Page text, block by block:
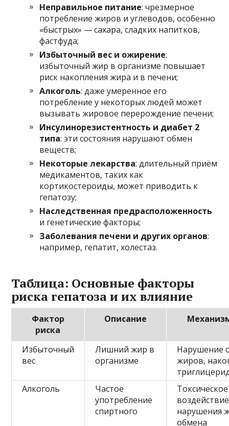
Неправильное питание: чрезмерное
потребление жиров и углеводов, особенно
«быстрых» — сахара, сладких напитков,
фастфуда;
Избыточный вес и ожирение:
избыточный жир в организме повышает
риск накопления жира и в печени;
Алкоголь: даже умеренное его
потребление у некоторых людей может
вызывать жировое перерождение печени;
Инсулинорезистентность и диабет 2
типа: эти состояния нарушают обмен
веществ;
Некоторые лекарства: длительный приём
медикаментов, таких как
кортикостероиды, может приводить к
гепатозу;
Наследственная предрасположенность
и генетические факторы;
Заболевания печени и других органов:
например, гепатит, холестаз.
Таблица: Основные факторы
риска гепатоза и их влияние
Фактор
риска
Описание
Избыточный
вес
Лишний жир в
организме
Нарушение
жиров,
Алкоголь
Частое
употребление
спиртного
Токсическое
нарушения
обмена